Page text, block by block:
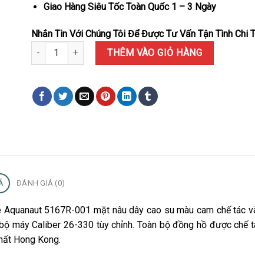
Giao Hàng Siêu Tốc Toàn Quốc 1 – 3 Ngày
Nhắn Tin Với Chúng Tôi Để Được Tư Vấn Tận Tình Chi
Đồng Hồ Patek Philippe Aquanaut 5167R-001 Mặt Nâu
THÊM VÀO GIỎ HÀNG
ĐÁNH GIÁ (0)
5167R-001 mặt nâu dây cao su màu cam chế tác
máy Caliber 26-330 tùy chỉnh. Toàn bộ đồng hồ được chế
Hong Kong.